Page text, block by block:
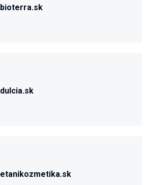
bioterra.sk
dulcia.sk
etanikozmetika.sk